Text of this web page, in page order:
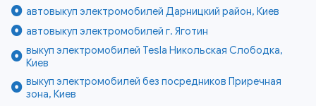
автовыкуп электромобилей Дарницкий район, Киев
автовыкуп электромобилей г. Яготин
выкуп электромобилей Tesla Никольская Слободка,
Киев
выкуп электромобилей без посредников Приречная
зона, Киев